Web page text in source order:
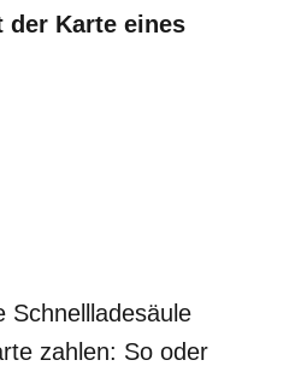
der Karte eines
Schnellladesäule
zahlen: So oder